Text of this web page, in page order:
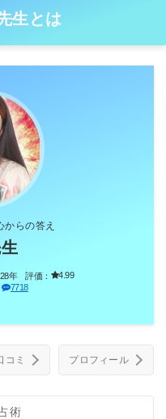
生とは
らの答え
28年 評価：
4.99
7718
コミ プロフィール
術